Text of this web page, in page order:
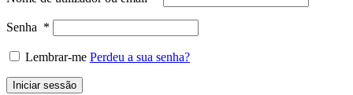
Senha *
Lembrar-me Perdeu a sua senha?
Iniciar sessão